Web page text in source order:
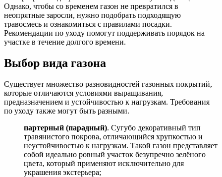
Однако, чтобы со временем газон не превратился в
неопрятные заросли, нужно подобрать подходящую
травосмесь и ознакомиться с правилами посадки.
Рекомендации по уходу помогут поддерживать порядок на
участке в течение долгого времени.
Выбор вида газона
Существует множество разновидностей газонных покрытий,
которые отличаются условиями выращивания,
предназначением и устойчивостью к нагрузкам. Требования
по уходу также могут быть разными.
партерный (парадный). Сугубо декоративный тип
травянистого покрова, отличающийся хрупкостью и
неустойчивостью к нагрузкам. Такой газон представляет
собой идеально ровный участок безупречно зелёного
цвета, который применяют исключительно для
украшения экстерьера;